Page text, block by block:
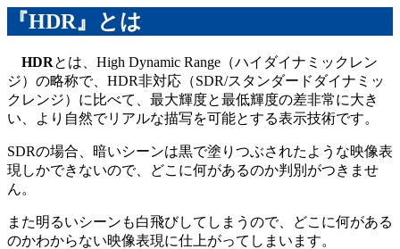
『HDR』とは
HDRとは、High Dynamic Range（ハイダイナミックレン
ジ）の略称で、HDR非対応（SDR/スタンダードダイナミッ
クレンジ）に比べて、最大輝度と最低輝度の差非常に大き
い、より自然でリアルな描写を可能とする表示技術です。
SDRの場合、暗いシーンは黒で塗りつぶされたような映像表
現しかできないので、どこに何があるのか判別がつきませ
ん。
また明るいシーンも白飛びしてしまうので、どこに何がある
のかわからない映像表現に仕上がってしまいます。